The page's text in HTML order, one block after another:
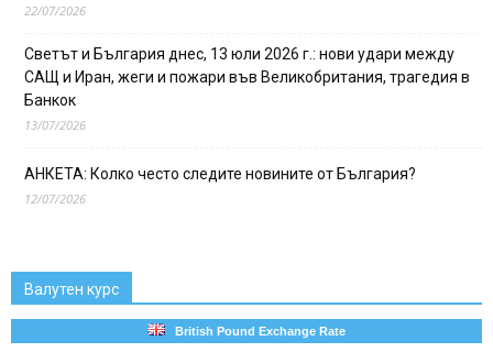
22/07/2026
Светът и България днес, 13 юли 2026 г.: нови удари между
САЩ и Иран, жеги и пожари във Великобритания, трагедия в
Банкок
13/07/2026
АНКЕТА: Колко често следите новините от България?
12/07/2026
Валутен курс
British Pound Exchange Rate